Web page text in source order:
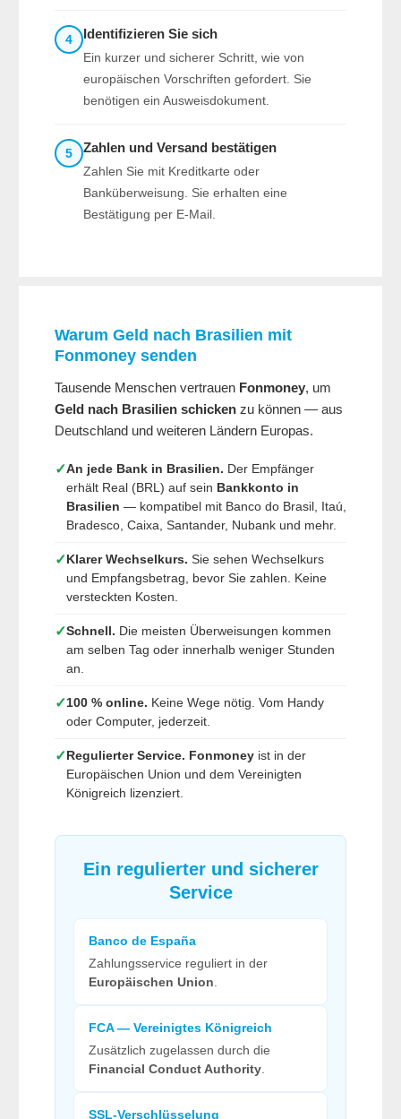
4 Identifizieren Sie sich
Ein kurzer und sicherer Schritt, wie von
europäischen Vorschriften gefordert. Sie
benötigen ein Ausweisdokument.
5 Zahlen und Versand bestätigen
Zahlen Sie mit Kreditkarte oder
Banküberweisung. Sie erhalten eine
Bestätigung per E-Mail.
Warum Geld nach Brasilien mit
Fonmoney senden
Tausende Menschen vertrauen Fonmoney, um
Geld nach Brasilien schicken zu können — aus
Deutschland und weiteren Ländern Europas.
✓An jede Bank in Brasilien. Der Empfänger
erhält Real (BRL) auf sein Bankkonto in
Brasilien — kompatibel mit Banco do Brasil, Itaú,
Bradesco, Caixa, Santander, Nubank und mehr.
✓Klarer Wechselkurs. Sie sehen Wechselkurs
und Empfangsbetrag, bevor Sie zahlen. Keine
versteckten Kosten.
✓Schnell. Die meisten Überweisungen kommen
am selben Tag oder innerhalb weniger Stunden
an.
✓100 % online. Keine Wege nötig. Vom Handy
oder Computer, jederzeit.
✓Regulierter Service. Fonmoney ist in der
Europäischen Union und dem Vereinigten
Königreich lizenziert.
Ein regulierter und sicherer
Service
Banco de España
Zahlungsservice reguliert in der
Europäischen Union.
FCA — Vereinigtes Königreich
Zusätzlich zugelassen durch die
Financial Conduct Authority.
SSL-Verschlüsselung